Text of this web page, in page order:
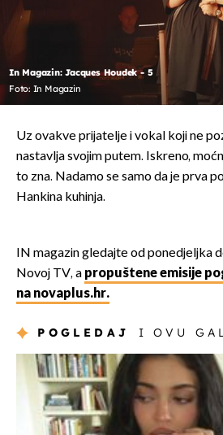
In Magazin: Jacques Houdek - 5
Foto: In Magazin
Uz ovakve prijatelje i vokal koji ne
nastavlja svojim putem. Iskreno,
to zna. Nadamo se samo da je prva
Hankina kuhinja.
IN magazin gledajte od ponedjeljka
Novoj TV, a propuštene emisije
na novaplus.hr.
POGLEDAJ I OVU